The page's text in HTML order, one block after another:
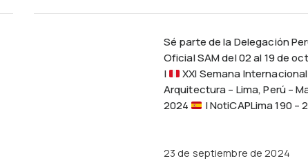
Sé parte de la Delegación
Oficial SAM del 02 al 19 de
|
XXI Semana
Arquitectura – Lima, Perú –
2024
| NotiCAPLima 190 –
23 de septiembre de 2024